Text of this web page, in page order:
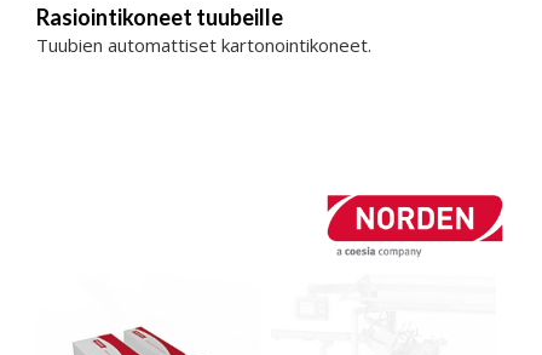
Rasiointikoneet tuubeille
Tuubien automattiset kartonointikoneet.